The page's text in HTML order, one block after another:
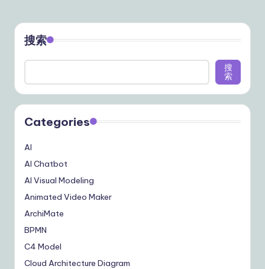
搜索
搜
索
Categories
AI
AI Chatbot
AI Visual Modeling
Animated Video Maker
ArchiMate
BPMN
C4 Model
Cloud Architecture Diagram